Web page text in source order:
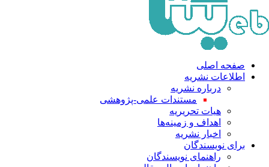
صفحه اصلی
اطلاعات نشریه
درباره نشریه
مستندات علمی-پژوهشی
هیات تحریریه
اهداف و زمینه‌ها
اخبار نشریه
برای نویسندگان
راهنمای نویسندگان